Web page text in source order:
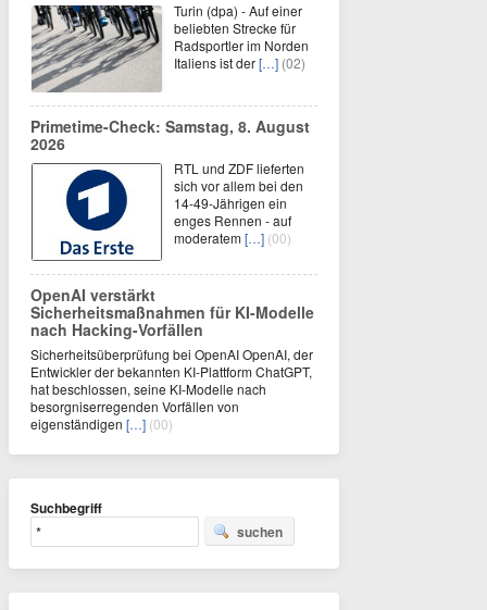
Turin (dpa) - Auf einer
beliebten Strecke für
Radsportler im Norden
Italiens ist der[…] (02)
Primetime-Check: Samstag, 8. August
2026
RTL und ZDF lieferten
sich vor allem bei den
14-49-Jährigen ein
enges Rennen - auf
moderatem[…] (00)
OpenAI verstärkt
Sicherheitsmaßnahmen für KI-Modelle
nach Hacking-Vorfällen
Sicherheitsüberprüfung bei OpenAI OpenAI, der
Entwickler der bekannten KI-Plattform ChatGPT,
hat beschlossen, seine KI-Modelle nach
besorgniserregenden Vorfällen von
eigenständigen […] (00)
Suchbegriff
suchen